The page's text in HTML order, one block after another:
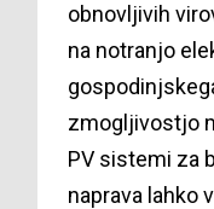
obnovljivih
na notranjo
zmogljivostjo
PV sistemi za
naprava lahko